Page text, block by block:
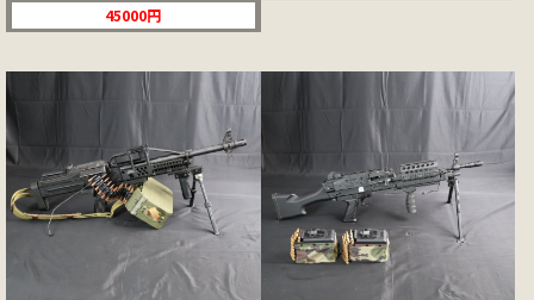
45000円